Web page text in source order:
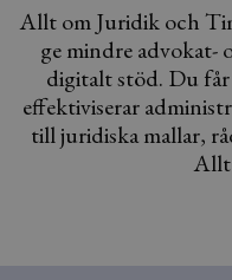
Allt om Juridik och
ge mindre
digitalt stöd. Du får
effektiviserar
till juridiska mallar,
Allt